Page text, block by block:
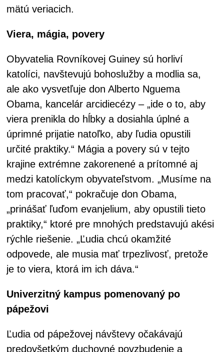
mätú veriacich.
Viera, mágia, povery
Obyvatelia Rovníkovej Guiney sú horliví
katolíci, navštevujú bohoslužby a modlia sa,
ale ako vysvetľuje don Alberto Nguema
Obama, kancelár arcidiecézy – „ide o to, aby
viera prenikla do hĺbky a dosiahla úplné a
úprimné prijatie natoľko, aby ľudia opustili
určité praktiky.“ Mágia a povery sú v tejto
krajine extrémne zakorenené a prítomné aj
medzi katolíckym obyvateľstvom. „Musíme na
tom pracovať,“ pokračuje don Obama,
„prinášať ľuďom evanjelium, aby opustili tieto
praktiky,“ ktoré pre mnohých predstavujú akési
rýchle riešenie. „Ľudia chcú okamžité
odpovede, ale musia mať trpezlivosť, pretože
je to viera, ktorá im ich dáva.“
Univerzitný kampus pomenovaný po
pápežovi
Ľudia od pápežovej návštevy očakávajú
predovšetkým duchovné povzbudenie a